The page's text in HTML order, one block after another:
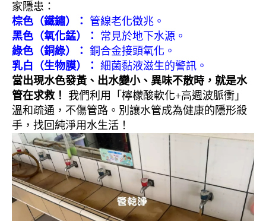
家隱患：
棕色（鐵鏽）：
管線老化徵兆。
黑色（氧化錳）：
常見於地下水源。
綠色（銅綠）： 銅合金接頭氧化。
乳白（生物膜）： 細菌黏液滋生的警訊。
當出現水色發黃、出水變小、異味不散時，就是水
管在求救！
我們利用「檸檬酸軟化+高週波脈衝」
溫和疏通，不傷管路。別讓水管成為健康的隱形殺
手，找回純淨用水生活！